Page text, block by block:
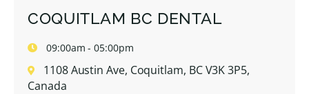
COQUITLAM BC DENTAL
09:00am - 05:00pm
1108 Austin Ave, Coquitlam, BC V3K 3P5,
Canada